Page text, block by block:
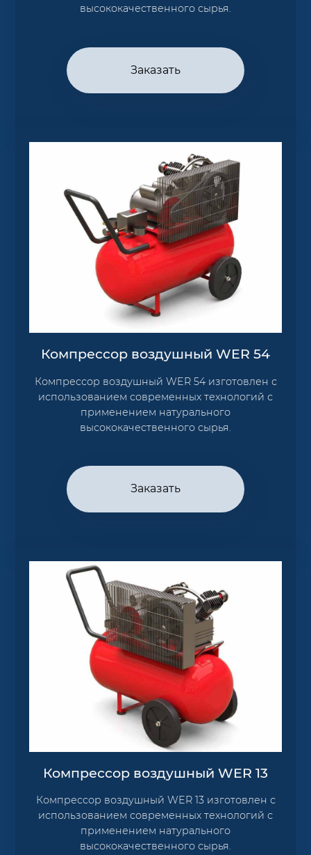
высококачественного сырья.
Заказать
Компрессор воздушный WER 54
Компрессор воздушный WER 54 изготовлен с
использованием современных технологий с
применением натурального
высококачественного сырья.
Заказать
Компрессор воздушный WER 13
Компрессор воздушный WER 13 изготовлен с
использованием современных технологий с
применением натурального
высококачественного сырья.